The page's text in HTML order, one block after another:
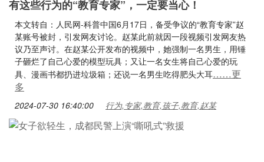
有这些行为的“教育专家”，一定要当心！
本文转自：人民网-科普中国6月17日，备受争议的“教育专家”赵
某账号被封，引发网友讨论。赵某此前就因一段视频引发网友热
议乃至声讨。在赵某公开发布的视频中，她强制一名男生，用锤
子砸烂了自己心爱的模型玩具；又让一名女生将自己心爱的玩
具、漫画书都扔进垃圾箱；还说一名男生吃得肥头大耳……更
多
2024-07-30 16:40:00 行为,专家,教育,孩子,教育,赵某